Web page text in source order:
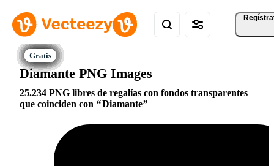
Diamante PNG Images
25.234 PNG libres de regalías con fondos transparentes
que coinciden con
Diamante